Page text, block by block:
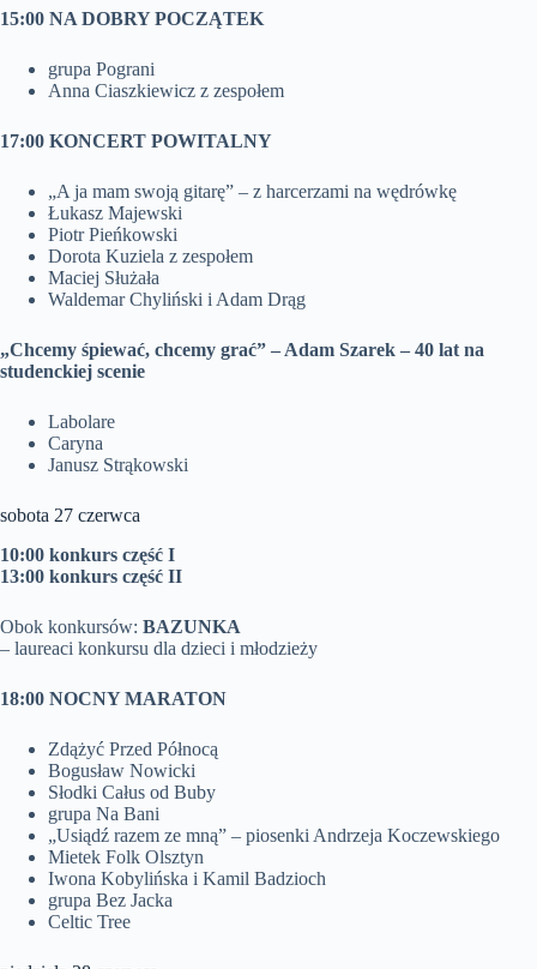
15:00 NA DOBRY POCZĄTEK
grupa Pograni
Anna Ciaszkiewicz z zespołem
17:00 KONCERT POWITALNY
„A ja mam swoją gitarę” – z harcerzami na wędrówkę
Łukasz Majewski
Piotr Pieńkowski
Dorota Kuziela z zespołem
Maciej Służała
Waldemar Chyliński i Adam Drąg
„Chcemy śpiewać, chcemy grać” – Adam Szarek – 40 lat na
studenckiej scenie
Labolare
Caryna
Janusz Strąkowski
sobota 27 czerwca
10:00 konkurs część I
13:00 konkurs część II
Obok konkursów: BAZUNKA
– laureaci konkursu dla dzieci i młodzieży
18:00 NOCNY MARATON
Zdążyć Przed Północą
Bogusław Nowicki
Słodki Całus od Buby
grupa Na Bani
„Usiądź razem ze mną” – piosenki Andrzeja Koczewskiego
Mietek Folk Olsztyn
Iwona Kobylińska i Kamil Badzioch
grupa Bez Jacka
Celtic Tree